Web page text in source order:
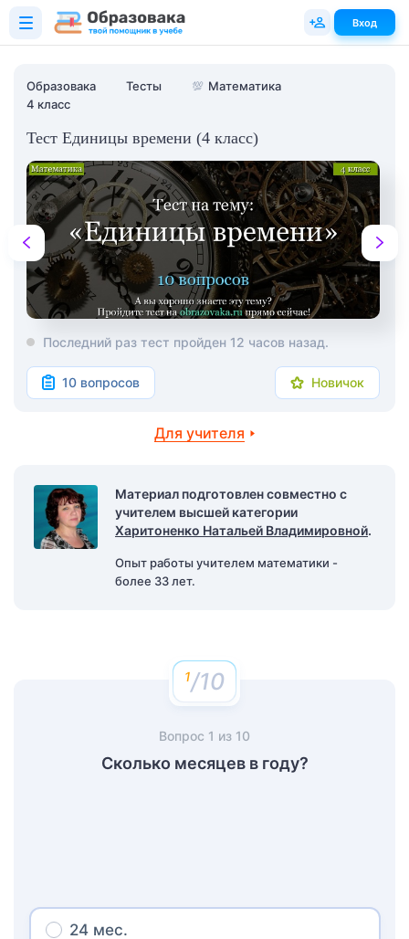
Образовака Тесты 💯 Математика
4 класс
Тест Единицы времени (4 класс)
Последний раз тест пройден 12 часов назад.
10 вопросов Новичок
Для учителя
Материал подготовлен совместно с
учителем высшей категории
Харитоненко Натальей Владимировной.
Опыт работы учителем математики -
более 33 лет.
/10
Вопрос 1 из 10
Сколько месяцев в году?
24 мес.
Вход